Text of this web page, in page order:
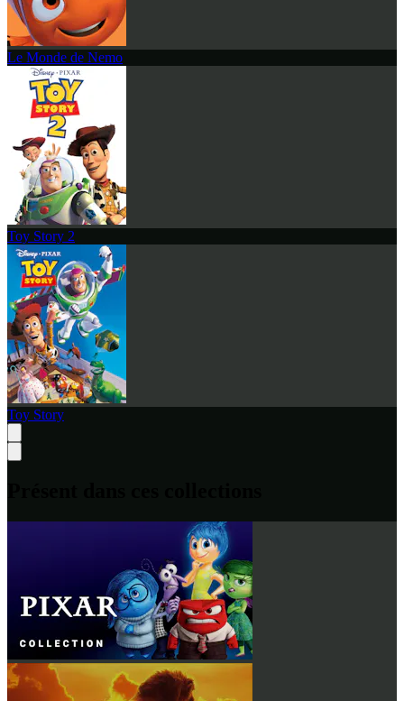
Le Monde de Nemo
Toy Story 2
Toy Story